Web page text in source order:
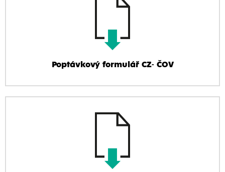
Poptávkový formulář CZ- ČOV